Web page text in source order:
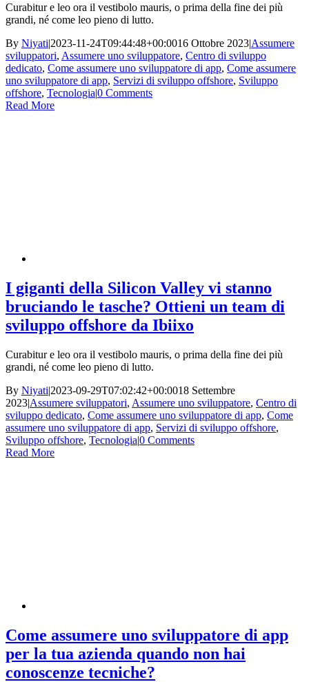
Curabitur e leo ora il vestibolo mauris, o prima della fine dei più
grandi, né come leo pieno di lutto.
By Niyati|2023-11-24T09:44:48+00:0016 Ottobre 2023|Assumere
sviluppatori, Assumere uno sviluppatore, Centro di sviluppo
dedicato, Come assumere uno sviluppatore di app, Come assumere
uno sviluppatore di app, Servizi di sviluppo offshore, Sviluppo
offshore, Tecnologia|0 Comments
Read More
I giganti della Silicon Valley vi stanno
bruciando le tasche? Ottieni un team di
sviluppo offshore da Ibiixo
Curabitur e leo ora il vestibolo mauris, o prima della fine dei più
grandi, né come leo pieno di lutto.
By Niyati|2023-09-29T07:02:42+00:0018 Settembre
2023|Assumere sviluppatori, Assumere uno sviluppatore, Centro di
sviluppo dedicato, Come assumere uno sviluppatore di app, Come
assumere uno sviluppatore di app, Servizi di sviluppo offshore,
Sviluppo offshore, Tecnologia|0 Comments
Read More
Come assumere uno sviluppatore di app
per la tua azienda quando non hai
conoscenze tecniche?